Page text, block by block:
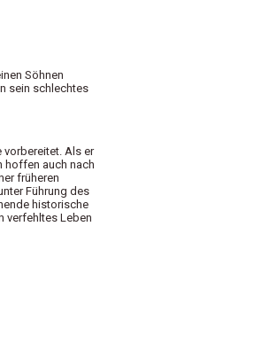
Söhnen
sein schlechtes
vorbereitet. Als er
hoffen auch nach
früheren
Führung des
historische
verfehltes Leben